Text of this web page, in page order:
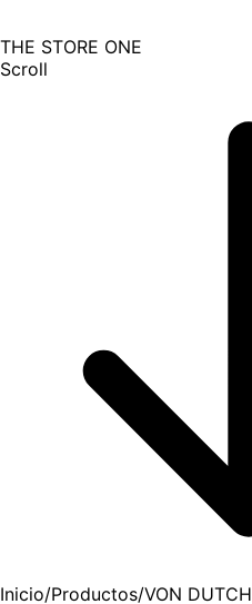
THE STORE ONE
Scroll
Inicio/Productos/VON DUTCH